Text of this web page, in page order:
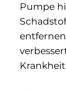
Pumpe